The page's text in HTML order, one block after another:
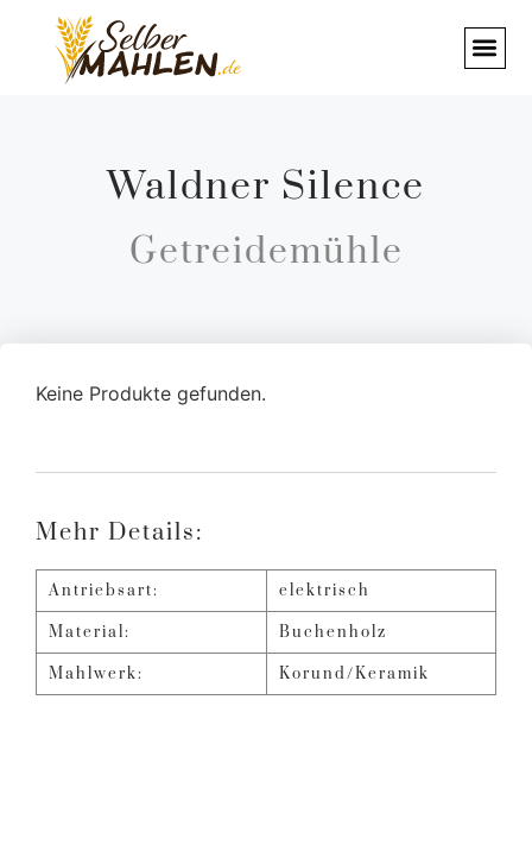
Waldner Silence
Getreidemühle
Keine Produkte gefunden.
Mehr Details:
Antriebsart: elektrisch
Material: Buchenholz
Mahlwerk: Korund/Keramik